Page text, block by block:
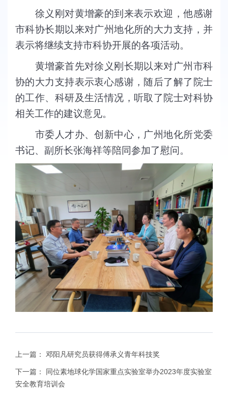
徐义刚对黄增豪的到来表示欢迎，他感谢
市科协长期以来对广州地化所的大力支持，并
表示将继续支持市科协开展的各项活动。
黄增豪首先对徐义刚长期以来对广州市科
协的大力支持表示衷心感谢，随后了解了院士
的工作、科研及生活情况，听取了院士对科协
相关工作的建议意见。
市委人才办、创新中心，广州地化所党委
书记、副所长张海祥等陪同参加了慰问。
上一篇： 邓阳凡研究员获得傅承义青年科技奖
下一篇：
同位素地球化学国家重点实验室举办2023年度实验室
安全教育培训会